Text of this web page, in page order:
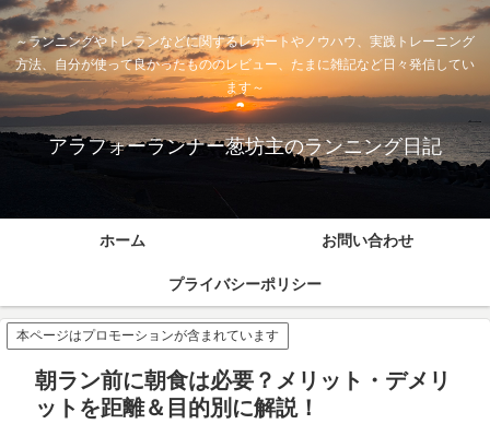
～ランニングやトレランなどに関するレポートやノウハウ、実践トレーニング
方法、自分が使って良かったもののレビュー、たまに雑記など日々発信してい
ます～
アラフォーランナー葱坊主のランニング日記
ホーム お問い合わせ
プライバシーポリシー
本ページはプロモーションが含まれています
朝ラン前に朝食は必要？メリット・デメリ
ットを距離＆目的別に解説！